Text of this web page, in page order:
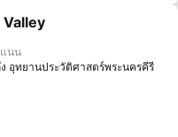
รายการโปรด
Valley
นน
อุทยานประวัติศาสตร์พระนครคีรี